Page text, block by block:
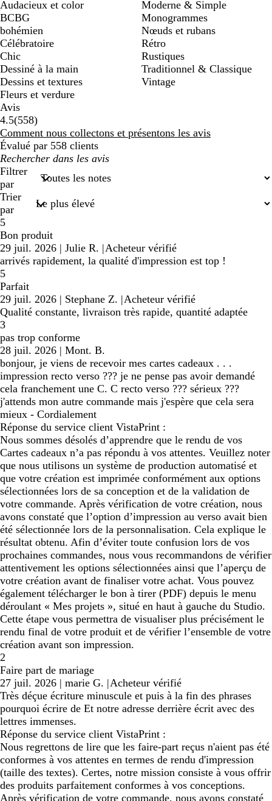
Audacieux et color
BCBG
bohémien
Célébratoire
Chic
Dessiné à la main
Dessins et textures
Fleurs et verdure
Moderne & Simple
Monogrammes
Nœuds et rubans
Rétro
Rustiques
Traditionnel & Classique
Vintage
Avis
4.5(558558
avis
)
Comment nous collectons et présentons les avis
Évalué par 558 clients
Mes
recherches
saisies
Filtrer
par
Trier
par
5
Bon produit
29 juil. 2026 | Julie R. |Acheteur vérifié
arrivés rapidement, la qualité d'impression est top !
5
Parfait
29 juil. 2026 | Stephane Z. |Acheteur vérifié
Qualité constante, livraison très rapide, quantité adaptée
3
pas trop conforme
28 juil. 2026 | Mont. B.
bonjour, je viens de recevoir mes cartes cadeaux . . .
impression recto verso ??? je ne pense pas avoir demandé
cela franchement une C. C recto verso ??? sérieux ???
j'attends mon autre commande mais j'espère que cela sera
mieux - Cordialement
Réponse du service client VistaPrint :
Nous sommes désolés d’apprendre que le rendu de vos
Cartes cadeaux n’a pas répondu à vos attentes. Veuillez noter
que nous utilisons un système de production automatisé et
que votre création est imprimée conformément aux options
sélectionnées lors de sa conception et de la validation de
votre commande. Après vérification de votre création, nous
avons constaté que l’option d’impression au verso avait bien
été sélectionnée lors de la personnalisation. Cela explique le
résultat obtenu. Afin d’éviter toute confusion lors de vos
prochaines commandes, nous vous recommandons de vérifier
attentivement les options sélectionnées ainsi que l’aperçu de
votre création avant de finaliser votre achat. Vous pouvez
également télécharger le bon à tirer (PDF) depuis le menu
déroulant « Mes projets », situé en haut à gauche du Studio.
Cette étape vous permettra de visualiser plus précisément le
rendu final de votre produit et de vérifier l’ensemble de votre
création avant son impression.
2
Faire part de mariage
27 juil. 2026 | marie G. |Acheteur vérifié
Très déçue écriture minuscule et puis à la fin des phrases
pourquoi écrire de Et notre adresse derrière écrit avec des
lettres immenses.
Réponse du service client VistaPrint :
Nous regrettons de lire que les faire-part reçus n'aient pas été
conformes à vos attentes en termes de rendu d'impression
(taille des textes). Certes, notre mission consiste à vous offrir
des produits parfaitement conformes à vos conceptions.
Après vérification de votre commande, nous avons constaté